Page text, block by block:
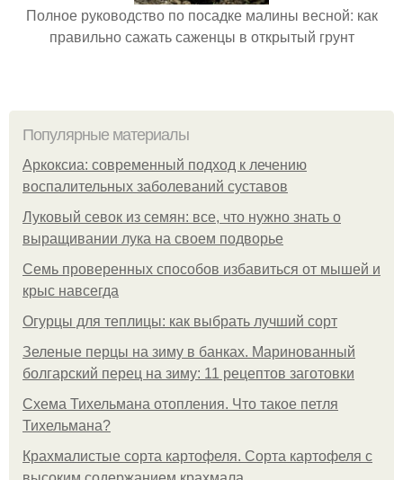
Полное руководство по посадке малины весной: как
правильно сажать саженцы в открытый грунт
Популярные материалы
Аркоксиа: современный подход к лечению
воспалительных заболеваний суставов
Луковый севок из семян: все, что нужно знать о
выращивании лука на своем подворье
Семь проверенных способов избавиться от мышей и
крыс навсегда
Огурцы для теплицы: как выбрать лучший сорт
Зеленые перцы на зиму в банках. Маринованный
болгарский перец на зиму: 11 рецептов заготовки
Схема Тихельмана отопления. Что такое петля
Тихельмана?
Крахмалистые сорта картофеля. Сорта картофеля с